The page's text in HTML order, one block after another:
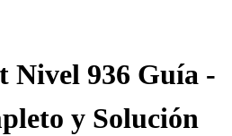
Nivel 936 Guía -
y Solución